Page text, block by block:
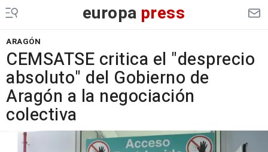
europa press
ARAGÓN
CEMSATSE critica el "desprecio
absoluto" del Gobierno de
Aragón a la negociación
colectiva